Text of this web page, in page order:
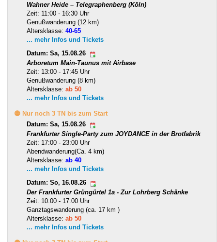
Wahner Heide – Telegraphenberg (Köln)
Zeit: 11:00 - 16:30 Uhr
Genußwanderung (12 km)
Altersklasse: 40-65
... mehr Infos und Tickets
Datum: Sa, 15.08.26
Arboretum Main-Taunus mit Airbase
Zeit: 13:00 - 17:45 Uhr
Genußwanderung (8 km)
Altersklasse: ab 50
... mehr Infos und Tickets
🟡 Nur noch 3 TN bis zum Start
Datum: Sa, 15.08.26
Frankfurter Single-Party zum JOYDANCE in der Brotfabrik
Zeit: 17:00 - 23:00 Uhr
Abendwanderung(Ca. 4 km)
Altersklasse: ab 40
... mehr Infos und Tickets
Datum: So, 16.08.26
Der Frankfurter Grüngürtel 1a - Zur Lohrberg Schänke
Zeit: 10:00 - 17:00 Uhr
Ganztagswanderung (ca. 17 km )
Altersklasse: ab 50
... mehr Infos und Tickets